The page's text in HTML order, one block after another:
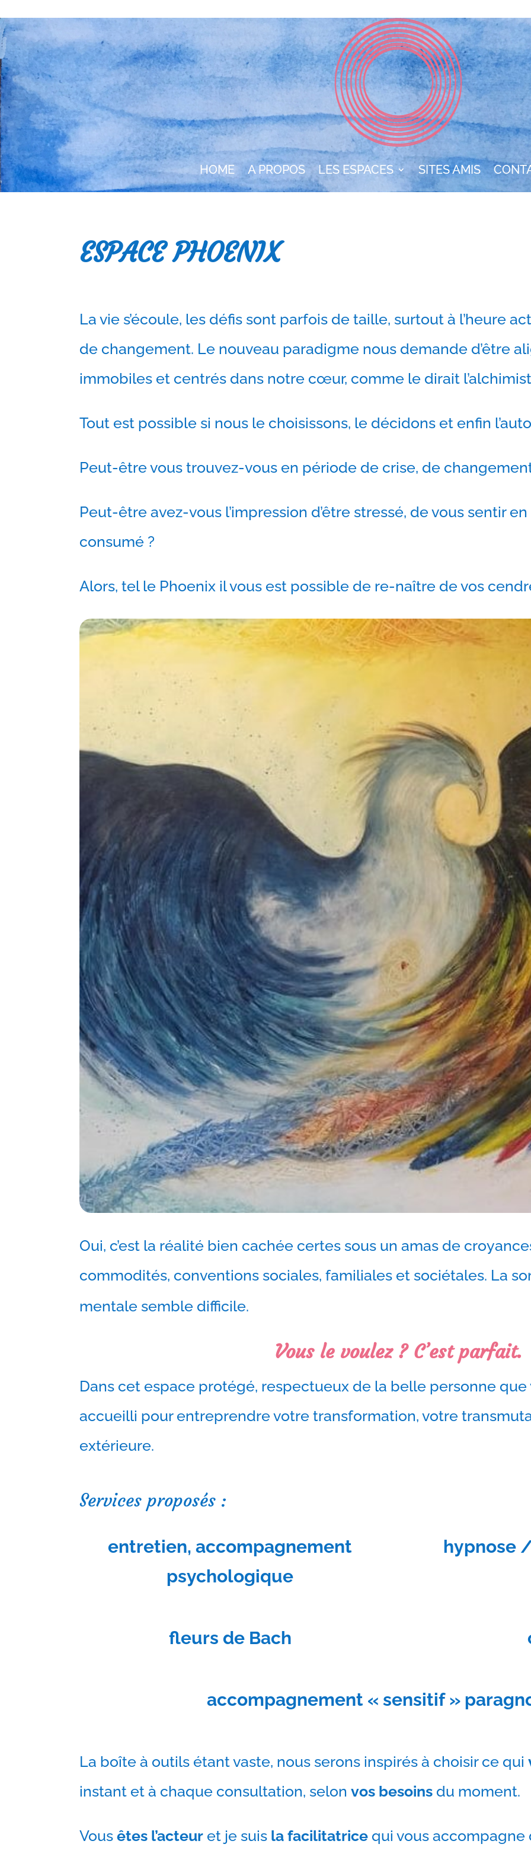
HOME A PROPOS LES ESPACES SITES AMIS
ESPACE PHOENIX
La vie s’écoule, les défis sont parfois de taille, surtout à l’heure
de changement. Le nouveau paradigme nous demande d’être
immobiles et centrés dans notre cœur, comme le dirait
Tout est possible si nous le choisissons, le décidons et enfin
Peut-être vous trouvez-vous en période de crise, de
Peut-être avez-vous l’impression d’être stressé, de vous sentir
consumé ?
Alors, tel le Phoenix il vous est possible de re-naître de vos
Oui, c’est la réalité bien cachée certes sous un amas de
commodités, conventions sociales, familiales et sociétales. La
mentale semble difficile.
Vous le voulez ? C’est parfait.
Dans cet espace protégé, respectueux de la belle personne que
accueilli pour entreprendre votre transformation, votre
extérieure.
Services proposés :
entretien, accompagnement
psychologique
hypnose
fleurs de Bach
accompagnement « sensitif »
La boîte à outils étant vaste, nous serons inspirés à choisir ce qui
instant et à chaque consultation, selonvos besoins du moment.
Vousêtes l’acteur et je suis la facilitatrice qui vous accompagne